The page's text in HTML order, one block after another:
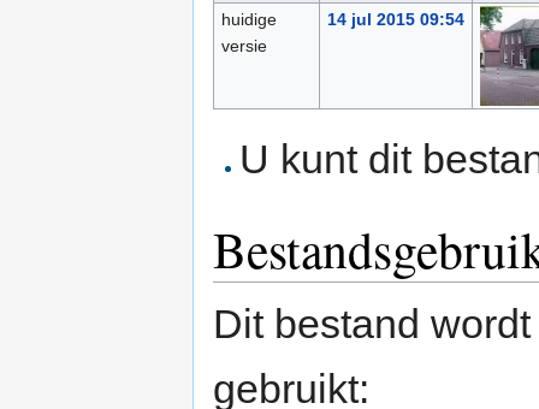
huidige
versie
14 jul 2015 09:54
U kunt dit
Dit bestand
gebruikt: